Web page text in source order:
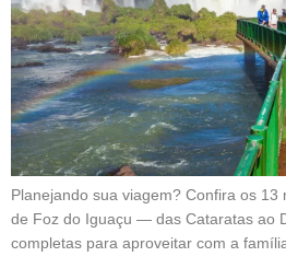
Planejando sua viagem? Confira os
de Foz do Iguaçu — das Cataratas ao
completas para aproveitar com a